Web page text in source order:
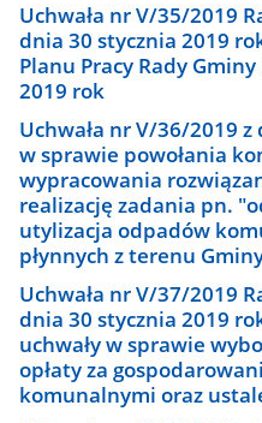
Uchwała nr V/35/2019
dnia 30 stycznia 2019
Planu Pracy Rady
2019 rok
Uchwała nr V/36/2019
w sprawie powołania
wypracowania
realizację zadania pn.
utylizacja odpadów
płynnych z terenu
Uchwała nr V/37/2019
dnia 30 stycznia 2019
uchwały w sprawie
opłaty za
komunalnymi oraz